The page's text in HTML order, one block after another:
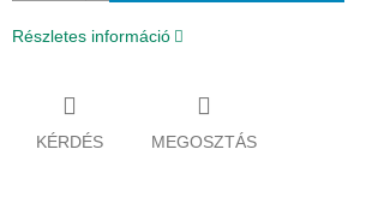
Részletes információ
KÉRDÉS MEGOSZTÁS